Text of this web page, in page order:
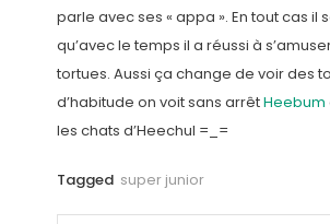
parle avec ses « appa ». En tout cas il
qu’avec le temps il a réussi à
tortues. Aussi ça change de voir des
d’habitude on voit sans arrêtHeebum
les chats d’Heechul =_=
Tagged super junior